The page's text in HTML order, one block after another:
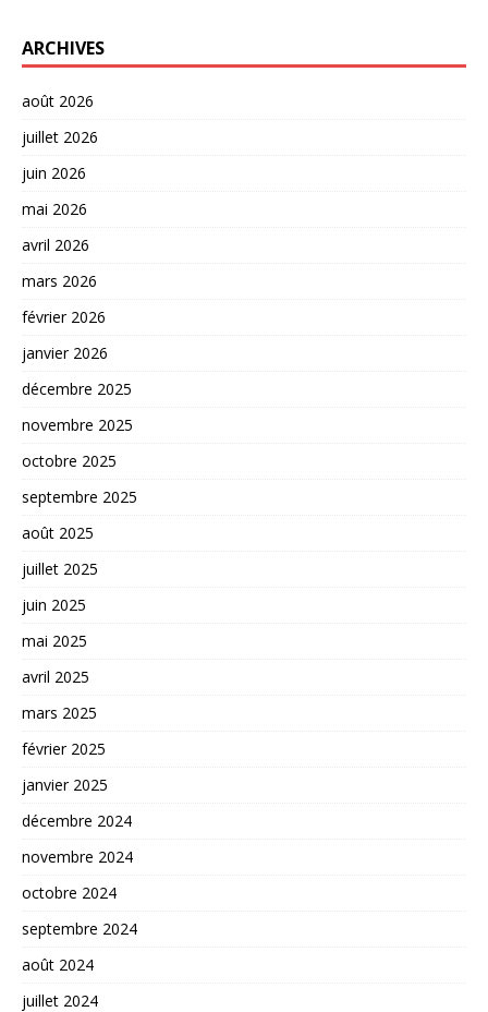
ARCHIVES
août 2026
juillet 2026
juin 2026
mai 2026
avril 2026
mars 2026
février 2026
janvier 2026
décembre 2025
novembre 2025
octobre 2025
septembre 2025
août 2025
juillet 2025
juin 2025
mai 2025
avril 2025
mars 2025
février 2025
janvier 2025
décembre 2024
novembre 2024
octobre 2024
septembre 2024
août 2024
juillet 2024